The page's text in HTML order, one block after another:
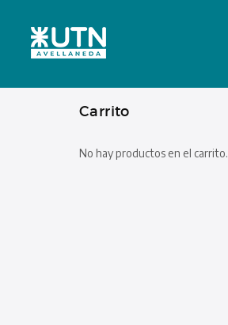
Carrito
No hay productos en el carrito.